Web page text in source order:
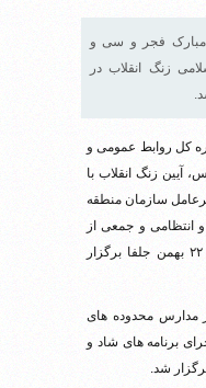
مبارک فجر و سی و
زنگ انقلاب در
کل روابط عمومی و
آیین زنگ انقلاب با
سازمان منطقه
و انتظامی و جمعی از
مسولین و اولیای مدرسه در دبستان ۲۲ بهمن جلفا برگزار
مدارس محدوده های
برنامه های شاد و
شد.